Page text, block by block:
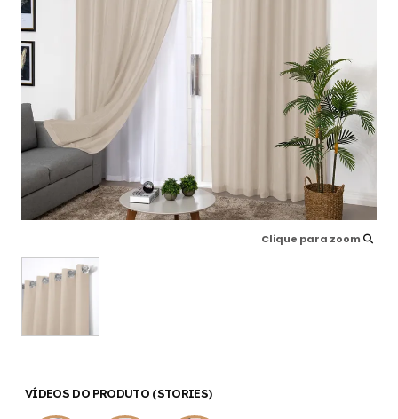
Clique para zoom
VÍDEOS DO PRODUTO (STORIES)